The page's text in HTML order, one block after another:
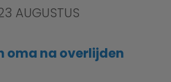
AUGUSTUS
oma na overlijden